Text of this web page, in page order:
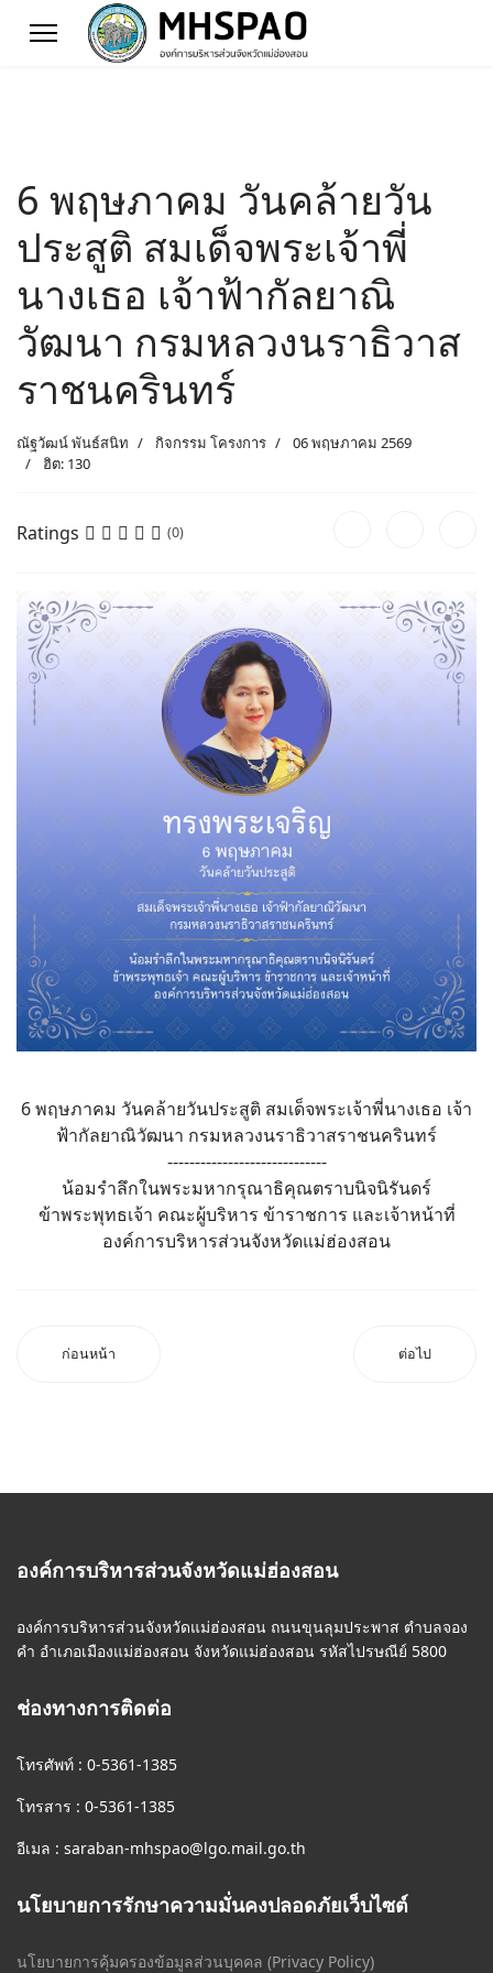
6 พฤษภาคม วันคล้ายวัน
ประสูติ สมเด็จพระเจ้าพี่
นางเธอ เจ้าฟ้ากัลยาณิ
วัฒนา กรมหลวงนราธิวาส
ราชนครินทร์
ณัฐวัฒน์ พันธ์สนิท กิจกรรม โครงการ
06 พฤษภาคม 2569
ฮิต: 130
Ratings (0)
6 พฤษภาคม วันคล้ายวันประสูติ สมเด็จพระเจ้าพี่นางเธอ เจ้า
ฟ้ากัลยาณิวัฒนา กรมหลวงนราธิวาสราชนครินทร์
-----------------------------
น้อมรำลึกในพระมหากรุณาธิคุณตราบนิจนิรันดร์
ข้าพระพุทธเจ้า คณะผู้บริหาร ข้าราชการ และเจ้าหน้าที่
องค์การบริหารส่วนจังหวัดแม่ฮ่องสอน
ก่อนหน้า ต่อไป
องค์การบริหารส่วนจังหวัดแม่ฮ่องสอน
องค์การบริหารส่วนจังหวัดแม่ฮ่องสอน ถนนขุนลุมประพาส ตำบลจอง
คำ อำเภอเมืองแม่ฮ่องสอน จังหวัดแม่ฮ่องสอน รหัสไปรษณีย์ 5800
ช่องทางการติดต่อ
โทรศัพท์ : 0-5361-1385
โทรสาร : 0-5361-1385
อีเมล : saraban-mhspao@lgo.mail.go.th
นโยบายการรักษาความมั่นคงปลอดภัยเว็บไซต์
นโยบายการคุ้มครองข้อมูลส่วนบุคคล (Privacy Policy)